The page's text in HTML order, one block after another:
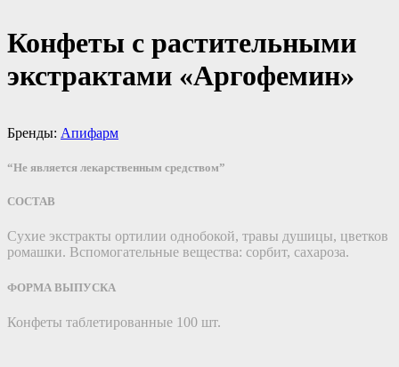
Конфеты с растительными
экстрактами «Аргофемин»
Бренды: Апифарм
“Не является лекарственным средством”
СОСТАВ
Cухие экстракты ортилии однобокой, травы душицы, цветков
ромашки. Вспомогательные вещества: сорбит, сахароза.
ФОРМА ВЫПУСКА
Конфеты таблетированные 100 шт.